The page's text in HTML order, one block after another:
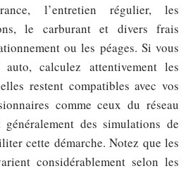
l’entretien régulier, les
le carburant et divers frais
ou les péages. Si vous
calculez attentivement les
restent compatibles avec vos
comme ceux du réseau
des simulations de
cette démarche. Notez que les
considérablement selon les